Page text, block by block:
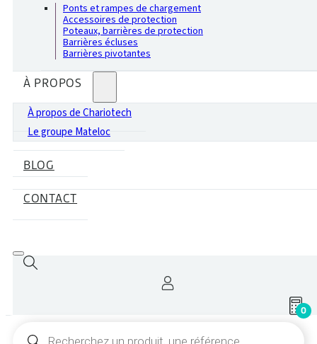
Ponts et rampes de chargement
Accessoires de protection
Poteaux, barrières de protection
Barrières écluses
Barrières pivotantes
À PROPOS
À propos de Chariotech
Le groupe Mateloc
BLOG
CONTACT
0